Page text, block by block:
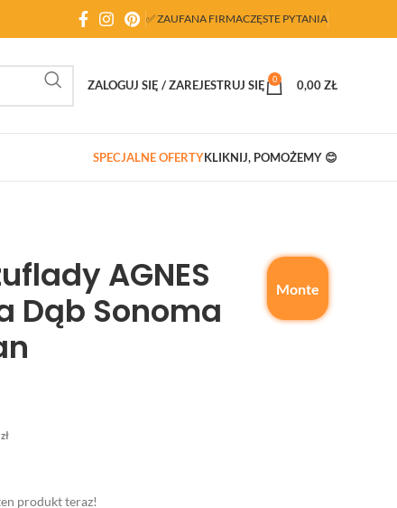
✅ ZAUFANA FIRMACZĘSTE PYTANIA
ZALOGUJ SIĘ / ZAREJESTRUJ SIĘ 0 0,00ZŁ
SPECJALNE OFERTYKLIKNIJ, POMOŻEMY 😊
Monte
AGNES
Dąb Sonoma
zł
produkt teraz!